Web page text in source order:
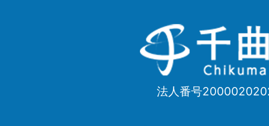
千
曲
Chikuma
法人番号